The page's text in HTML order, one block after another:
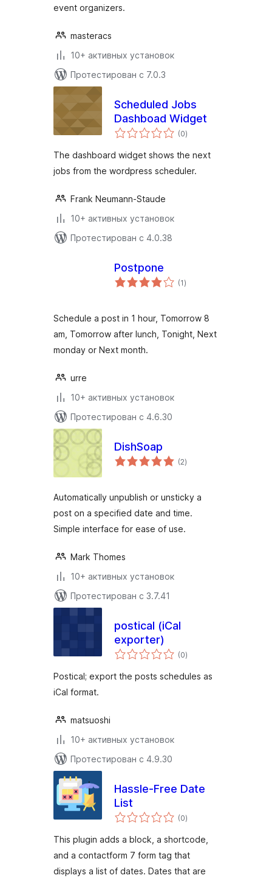
event organizers.
masteracs
10+ активных установок
Протестирован с 7.0.3
Scheduled Jobs
Dashboad Widget
(0общий
рейтинг
)
The dashboard widget shows the next
jobs from the wordpress scheduler.
Frank Neumann-Staude
10+ активных установок
Протестирован с 4.0.38
Postpone
(1общий
рейтинг
)
Schedule a post in 1 hour, Tomorrow 8
am, Tomorrow after lunch, Tonight, Next
monday or Next month.
urre
10+ активных установок
Протестирован с 4.6.30
DishSoap
(2общий
рейтинг
)
Automatically unpublish or unsticky a
post on a specified date and time.
Simple interface for ease of use.
Mark Thomes
10+ активных установок
Протестирован с 3.7.41
postical (iCal
exporter)
(0общий
рейтинг
)
Postical; export the posts schedules as
iCal format.
matsuoshi
10+ активных установок
Протестирован с 4.9.30
Hassle-Free Date
List
(0общий
рейтинг
)
This plugin adds a block, a shortcode,
and a contactform 7 form tag that
displays a list of dates. Dates that are